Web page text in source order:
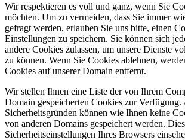
Wir respektieren es voll und ganz, wenn Sie
möchten. Um zu vermeiden, dass Sie immer
gefragt werden, erlauben Sie uns bitte, einen
Einstellungen zu speichern. Sie können sich
andere Cookies zulassen, um unsere Dienste
zu können. Wenn Sie Cookies ablehnen,
Cookies auf unserer Domain entfernt.
Wir stellen Ihnen eine Liste der von Ihrem
Domain gespeicherten Cookies zur Verfügung.
Sicherheitsgründen können wie Ihnen keine
von anderen Domains gespeichert werden.
Sicherheitseinstellungen Ihres Browsers